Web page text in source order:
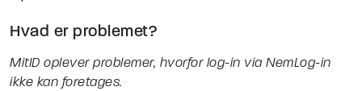
Hvad er problemet?
MitID oplever problemer, hvorfor log-in via NemLog-in
ikke kan foretages.